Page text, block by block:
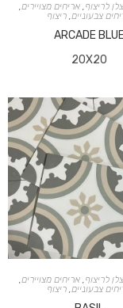
לריצוף,אריחים מצויירים,
צבעוניים,ריצוף
ARCADE
20X20
לריצוף,אריחים מצויירים,
צבעוניים,ריצוף